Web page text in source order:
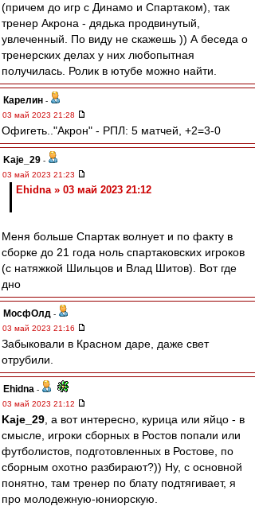
(причем до игр с Динамо и Спартаком), так
тренер Акрона - дядька продвинутый,
увлеченный. По виду не скажешь )) А беседа о
тренерских делах у них любопытная
получилась. Ролик в ютубе можно найти.
Карелин -
03 май 2023 21:28
Офигеть.."Акрон" - РПЛ: 5 матчей, +2=3-0
Kaje_29 -
03 май 2023 21:23
Ehidna » 03 май 2023 21:12
Меня больше Спартак волнует и по факту в
сборке до 21 года ноль спартаковских игроков
(с натяжкой Шильцов и Влад Шитов). Вот где
дно
МосфОлд -
03 май 2023 21:16
Забыковали в Красном даре, даже свет
отрубили.
Ehidna -
03 май 2023 21:12
Kaje_29 , а вот интересно, курица или яйцо - в
смысле, игроки сборных в Ростов попали или
футболистов, подготовленных в Ростове, по
сборным охотно разбирают?)) Ну, с основной
понятно, там тренер по блату подтягивает, я
про молодежную-юниорскую.